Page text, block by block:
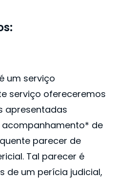
um serviço
serviço ofereceremos
apresentadas
de
parecer de
Tal parecer é
de um perícia judicial,